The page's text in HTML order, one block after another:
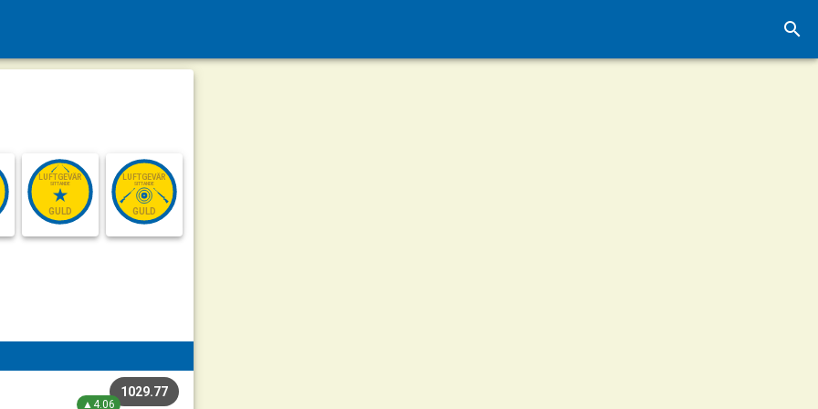
LUFTGEVÄR
SITTANDE
GULD
LUFTGEVÄR
SITTANDE
GULD
1029.77
▲4.06